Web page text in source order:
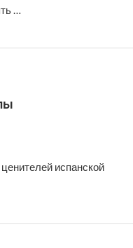
…
испанской